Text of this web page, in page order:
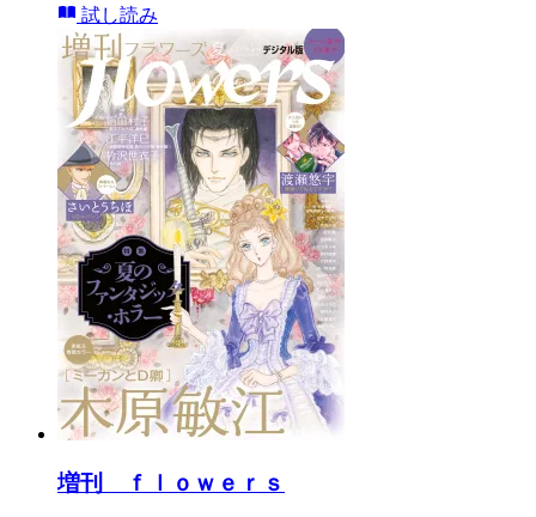
試し読み
増刊 ｆｌｏｗｅｒｓ